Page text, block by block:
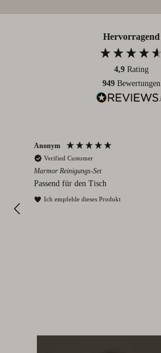
Hervorragend
4,9 Rating
949 Bewertungen
Anonym
Verified Customer
Marmor Reinigungs-Set
Passend für den Tisch
Ich empfehle dieses Produkt